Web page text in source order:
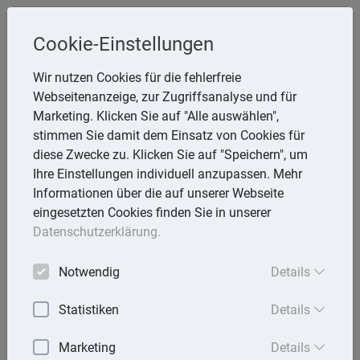
Melzer, StB
Storchsnest 6, 74535 Mainhardt
Telefon: 7903 7736
E-Mail:rathmann.melzer@t-online.de
Lexika
Volltext-Suche in den Lexika
Cookie-Einstellungen
Wir nutzen Cookies für die fehlerfreie
Webseitenanzeige, zur Zugriffsanalyse und für
Marketing. Klicken Sie auf "Alle auswählen",
stimmen Sie damit dem Einsatz von Cookies für
diese Zwecke zu. Klicken Sie auf "Speichern", um
Ihre Einstellungen individuell anzupassen. Mehr
Informationen über die auf unserer Webseite
eingesetzten Cookies finden Sie in unserer
Datenschutzerklärung.
Notwendig Details
Statistiken Details
Marketing Details